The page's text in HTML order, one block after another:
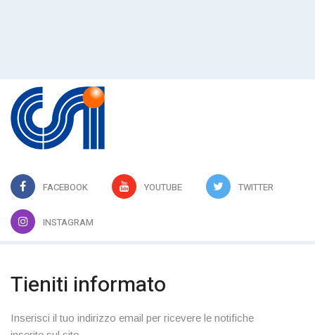
FACEBOOK YOUTUBE TWITTER
INSTAGRAM
Tieniti informato
Inserisci il tuo indirizzo email per ricevere le notifiche